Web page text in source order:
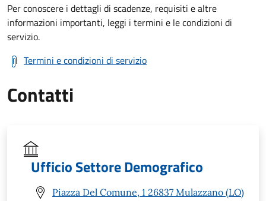
Per conoscere i dettagli di scadenze, requisiti e altre
informazioni importanti, leggi i termini e le condizioni di
servizio.
Termini e condizioni di servizio
Contatti
Ufficio Settore Demografico
Piazza Del Comune, 1 26837 Mulazzano (LO)